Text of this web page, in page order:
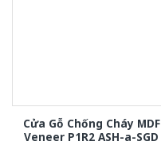
Cửa Gỗ Chống Cháy MDF
Veneer P1R2 ASH-a-SGD